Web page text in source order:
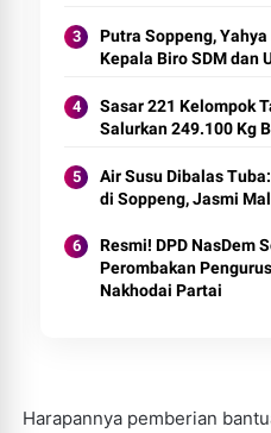
Putra Soppeng,
Kepala Biro SDM dan
Sasar 221 Kelompok
Salurkan 249.100 Kg
Air Susu Dibalas
di Soppeng, Jasmi
Resmi! DPD NasDem
Perombakan
Nakhodai Partai
Harapannya pemberian